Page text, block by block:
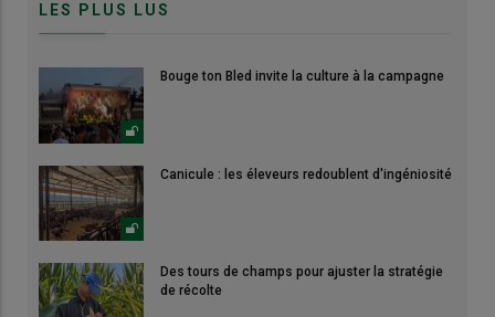
LES PLUS LUS
Bouge ton Bled invite la culture à la campagne
Canicule : les éleveurs redoublent d'ingéniosité
Des tours de champs pour ajuster la stratégie
de récolte